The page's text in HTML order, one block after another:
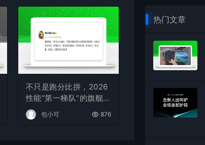
不只是跑分比拼，2026
性能“第一梯队”的旗舰手
机
包小可 876
热门文章